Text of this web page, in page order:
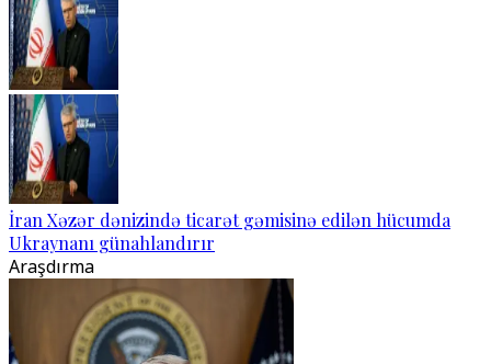
İran Xəzər dənizində ticarət gəmisinə edilən hücumda
Ukraynanı günahlandırır
Araşdırma